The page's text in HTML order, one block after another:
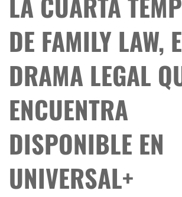
DE FAMILY LAW,
DRAMA LEGAL
ENCUENTRA
DISPONIBLE EN
UNIVERSAL+